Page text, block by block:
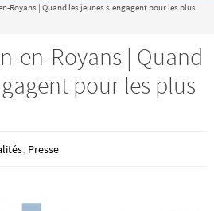
Royans | Quand les jeunes s’engagent pour les plus
en-Royans | Quand
pour les plus
, Presse